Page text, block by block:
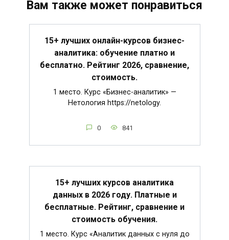
Вам также может понравиться
15+ лучших онлайн-курсов бизнес-
аналитика: обучение платно и
бесплатно. Рейтинг 2026, сравнение,
стоимость.
1 место. Курс «Бизнес-аналитик» —
Нетология https://netology.
0 841
15+ лучших курсов аналитика
данных в 2026 году. Платные и
бесплатные. Рейтинг, сравнение и
стоимость обучения.
1 место. Курс «Аналитик данных с нуля до